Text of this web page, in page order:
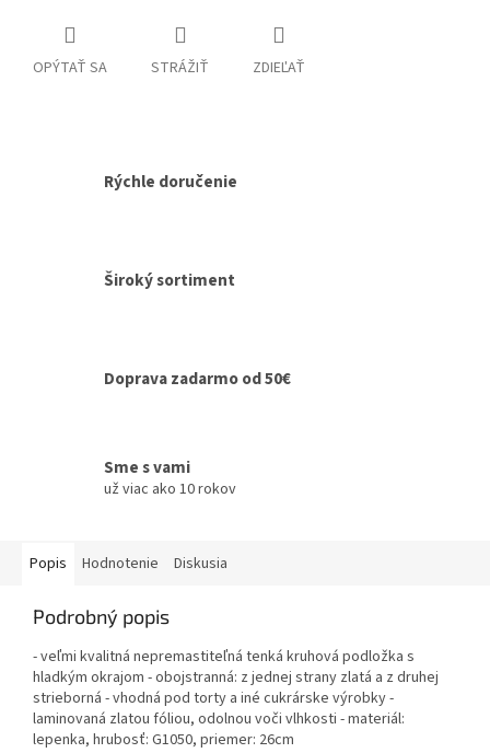
OPÝTAŤ SA STRÁŽIŤ ZDIEĽAŤ
Rýchle doručenie
Široký sortiment
Doprava zadarmo od 50€
Sme s vami
už viac ako 10 rokov
Popis Hodnotenie Diskusia
Podrobný popis
- veľmi kvalitná nepremastiteľná tenká kruhová podložka s
hladkým okrajom - obojstranná: z jednej strany zlatá a z druhej
strieborná - vhodná pod torty a iné cukrárske výrobky -
laminovaná zlatou fóliou, odolnou voči vlhkosti - materiál:
lepenka, hrubosť: G1050, priemer: 26cm